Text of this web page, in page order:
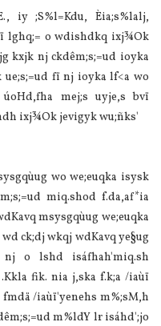
iy ;S‍%l=Kdu, Èia;s‍%lalj,
lghq;= o wdishdkq ixj¾Ok
kxjk nj ckdêm;s;=ud ioyka
ue;s;=ud fï nj ioyka lf<a wo
mej;s uyje,s bvï
ixj¾Ok jevigyk wu;ñks'
wo we;euqka isysk
miq.shod f.da,af*ia
msysgqùug we;euqka
ck;dj wkqj wdKavq ye§ug
o lshd isáfhah'miq.sh
fik. nia j,ska f.k;a /iaùï
/iaùï'yenehs m%;sM,h
m%ldY lr isáhd';jo